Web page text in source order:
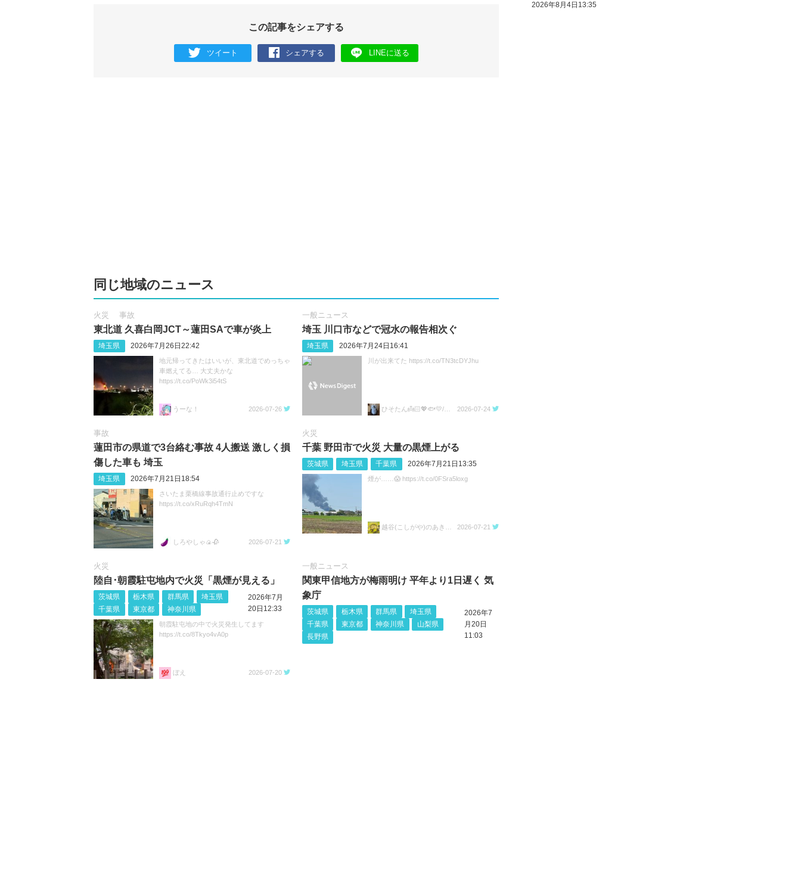
この記事をシェアする
ツイート シェアする LINEに送る
同じ地域のニュース
火災 事故
東北道 久喜白岡JCT～蓮田SAで車が炎上
埼玉県 2026年7月26日22:42
地元帰ってきたはいいが、東北道でめっちゃ
車燃えてる… 大丈夫かな
https://t.co/PoWk3i54tS
うーな！ 2026-07-26
一般ニュース
埼玉 川口市などで冠水の報告相次ぐ
埼玉県 2026年7月24日16:41
川が出来てた https://t.co/TN3tcDYJhu
ひそたん👼🏻💖🐟️💛/🍚💙🐼🧡 2026-07-24
事故
蓮田市の県道で3台絡む事故 4人搬送 激しく損
傷した車も 埼玉
埼玉県 2026年7月21日18:54
さいたま栗橋線事故通行止めですな
https://t.co/xRuRqh4TmN
しろやしゃ🍙🥀 2026-07-21
火災
千葉 野田市で火災 大量の黒煙上がる
茨城県 埼玉県 千葉県 2026年7月21日13:35
煙が……😱 https://t.co/0FSra5loxg
2026-07-21
火災
陸自･朝霞駐屯地内で火災「黒煙が見える」
茨城県 栃木県 群馬県
埼玉県
千葉県
東京都 神奈川県
2026年7月
20日12:33
朝霞駐屯地の中で火災発生してます
https://t.co/8Tkyo4vA0p
ぼえ 2026-07-20
一般ニュース
関東甲信地方が梅雨明け 平年より1日遅く 気
象庁
茨城県 栃木県 群馬県
埼玉県
千葉県
東京都 神奈川県
山梨県
長野県
2026年7
月20日
11:03
2026年8月4日13:35